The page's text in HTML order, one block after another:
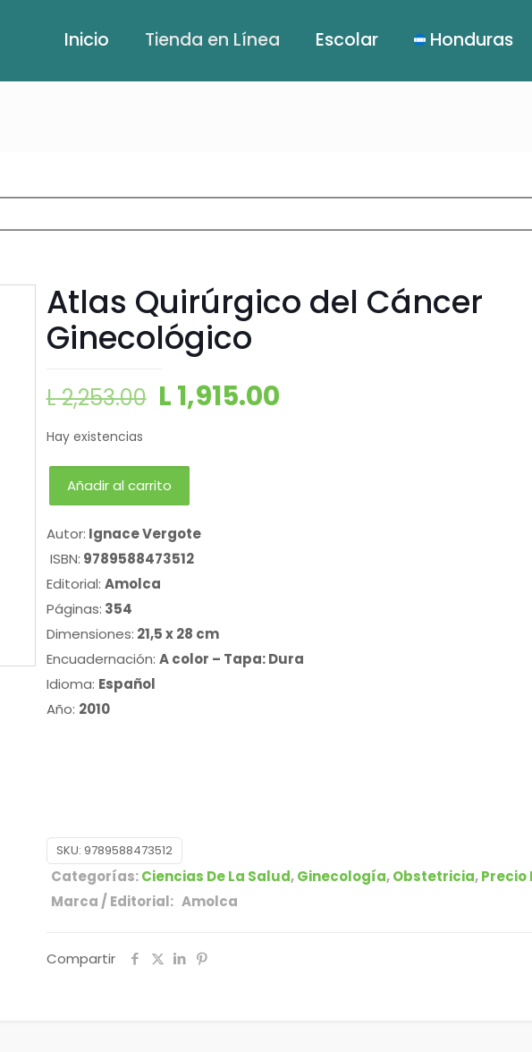
Inicio Tienda en Línea Escolar Honduras
Atlas Quirúrgico del Cáncer
Ginecológico
L2,253.00 L1,915.00
Hay existencias
Añadir al carrito
Autor: Ignace Vergote
ISBN: 9789588473512
Editorial: Amolca
Páginas: 354
Dimensiones: 21,5 x 28 cm
Encuadernación: A color – Tapa: Dura
Idioma: Español
Año: 2010
SKU: 9789588473512
Categorías:Ciencias De La Salud,Ginecología,Obstetricia,Precio
Marca / Editorial: Amolca
Compartir